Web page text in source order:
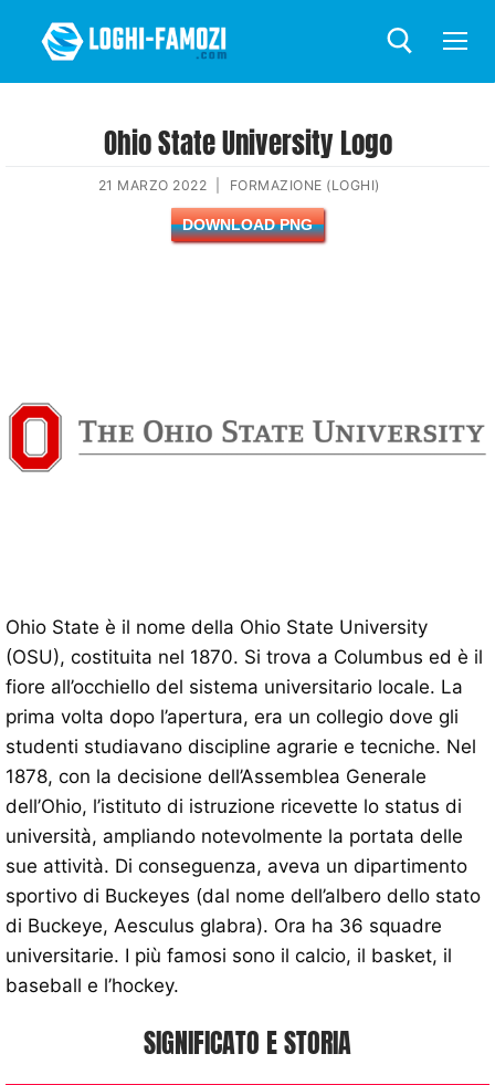
Ohio State University Logo
21 MARZO 2022 FORMAZIONE (LOGHI)
DOWNLOAD PNG
Ohio State è il nome della Ohio State University
(OSU), costituita nel 1870. Si trova a Columbus ed è il
fiore all’occhiello del sistema universitario locale. La
prima volta dopo l’apertura, era un collegio dove gli
studenti studiavano discipline agrarie e tecniche. Nel
1878, con la decisione dell’Assemblea Generale
dell’Ohio, l’istituto di istruzione ricevette lo status di
università, ampliando notevolmente la portata delle
sue attività. Di conseguenza, aveva un dipartimento
sportivo di Buckeyes (dal nome dell’albero dello stato
di Buckeye, Aesculus glabra). Ora ha 36 squadre
universitarie. I più famosi sono il calcio, il basket, il
baseball e l’hockey.
SIGNIFICATO E STORIA